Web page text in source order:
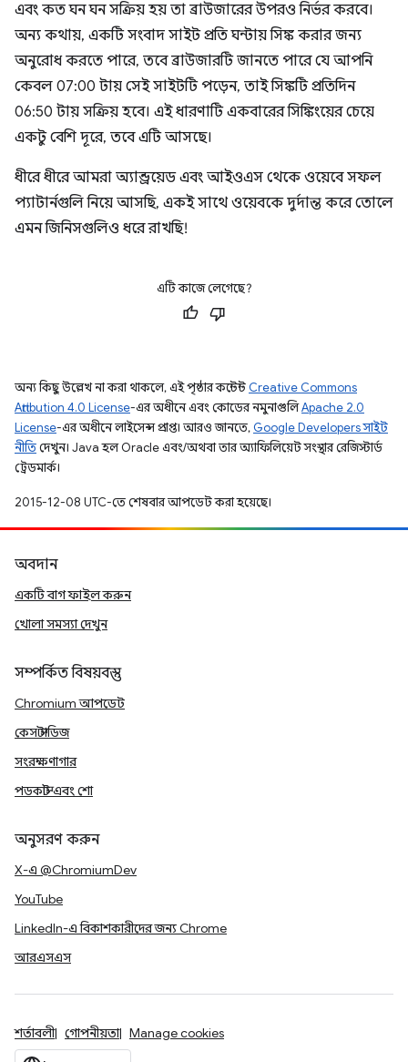
এবং কত ঘন ঘন সক্রিয় হয় তা ব্রাউজারের উপরও নির্ভর করবে।
অন্য কথায়, একটি সংবাদ সাইট প্রতি ঘন্টায় সিঙ্ক করার জন্য
অনুরোধ করতে পারে, তবে ব্রাউজারটি জানতে পারে যে আপনি
কেবল 07:00 টায় সেই সাইটটি পড়েন, তাই সিঙ্কটি প্রতিদিন
06:50 টায় সক্রিয় হবে। এই ধারণাটি একবারের সিঙ্কিংয়ের চেয়ে
একটু বেশি দূরে, তবে এটি আসছে।
ধীরে ধীরে আমরা অ্যান্ড্রয়েড এবং আইওএস থেকে ওয়েবে সফল
প্যাটার্নগুলি নিয়ে আসছি, একই সাথে ওয়েবকে দুর্দান্ত করে তোলে
এমন জিনিসগুলিও ধরে রাখছি!
এটি কাজে লেগেছে?
অন্য কিছু উল্লেখ না করা থাকলে, এই পৃষ্ঠার কন্টেন্ট Creative Commons
Attribution 4.0 License-এর অধীনে এবং কোডের নমুনাগুলিApache 2.0
License-এর অধীনে লাইসেন্স প্রাপ্ত। আরও জানতে, Google Developers সাইট
নীতিদেখুন। Java হল Oracle এবং/অথবা তার অ্যাফিলিয়েট সংস্থার রেজিস্টার্ড
ট্রেডমার্ক।
2015-12-08 UTC-তে শেষবার আপডেট করা হয়েছে।
অবদান
একটি বাগ ফাইল করুন
খোলা সমস্যা দেখুন
সম্পর্কিত বিষয়বস্তু
Chromium আপডেট
কেস স্টাডিজ
সংরক্ষণাগার
পডকাস্ট এবং শো
অনুসরণ করুন
X-এ @ChromiumDev
YouTube
LinkedIn-এ বিকাশকারীদের জন্য Chrome
আরএসএস
শর্তাবলী গোপনীয়তা Manage cookies